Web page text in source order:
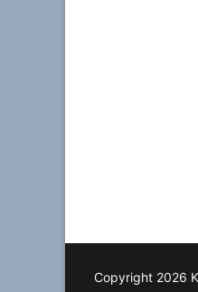
Copyright 2026